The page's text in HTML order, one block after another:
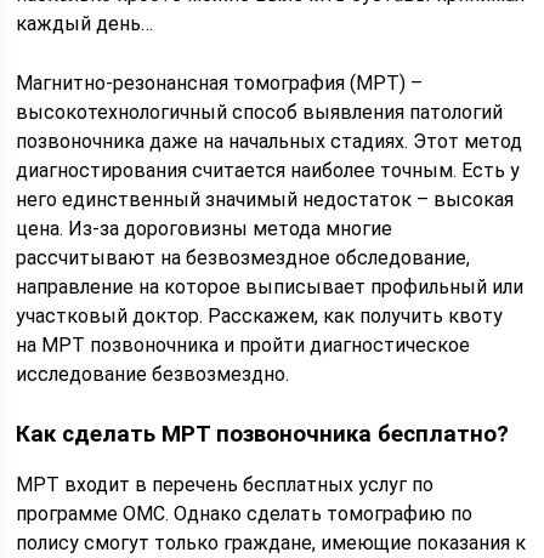
каждый день…
Магнитно-резонансная томография (МРТ) –
высокотехнологичный способ выявления патологий
позвоночника даже на начальных стадиях. Этот метод
диагностирования считается наиболее точным. Есть у
него единственный значимый недостаток – высокая
цена. Из-за дороговизны метода многие
рассчитывают на безвозмездное обследование,
направление на которое выписывает профильный или
участковый доктор. Расскажем, как получить квоту
на МРТ позвоночника и пройти диагностическое
исследование безвозмездно.
Как сделать МРТ позвоночника бесплатно?
МРТ входит в перечень бесплатных услуг по
программе ОМС. Однако сделать томографию по
полису смогут только граждане, имеющие показания к